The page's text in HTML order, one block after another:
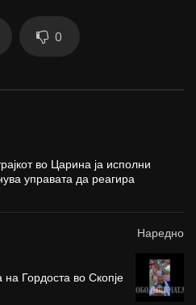
0
во Царина ја исполни
управата да реагира
Наредно
Гордоста во Скопје